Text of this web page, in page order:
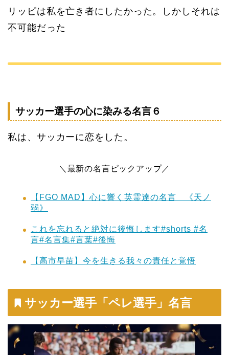
リッピは私を亡き者にしたかった。しかしそれは
不可能だった
サッカー選手の心に染みる名言６
私は、サッカーに恋をした。
＼最新の名言ピックアップ／
【FGO MAD】心に響く英霊達の名言 《天ノ
弱》
これを忘れると絶対に後悔します#shorts #名
言#名言集#言葉#後悔
【高市早苗】今を生きる我々の責任と覚悟
サッカー選手「ペレ選手」名言